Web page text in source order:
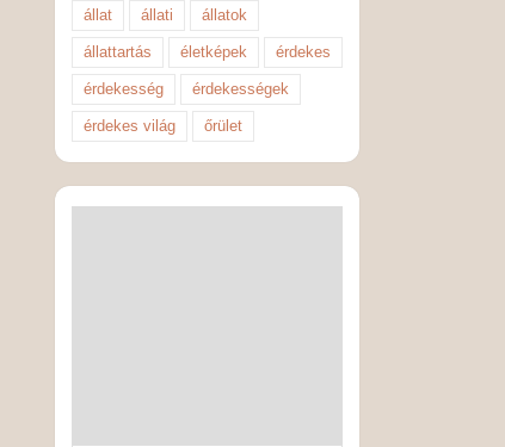
állat állati állatok
állattartás életképek érdekes
érdekesség érdekességek
érdekes világ őrület